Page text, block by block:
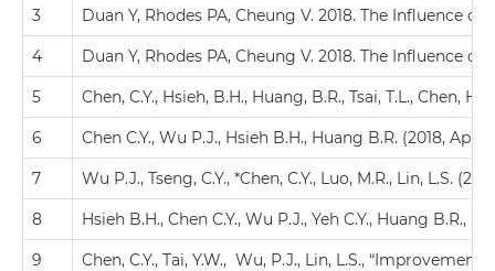
3 Duan Y, Rhodes PA, Cheung V. 2018. The Influence
4 Duan Y, Rhodes PA, Cheung V. 2018. The Influence
5 Chen, C.Y., Hsieh, B.H., Huang, B.R., Tsai, T.L.,
6 Chen C.Y., Wu P.J., Hsieh B.H., Huang B.R. (2018,
7 Wu P.J., Tseng, C.Y., *Chen, C.Y., Luo, M.R., Lin,
8 Hsieh B.H., Chen C.Y., Wu P.J., Yeh C.Y., Huang
9 Chen, C.Y., Tai, Y.W., Wu, P.J., Lin, L.S.,